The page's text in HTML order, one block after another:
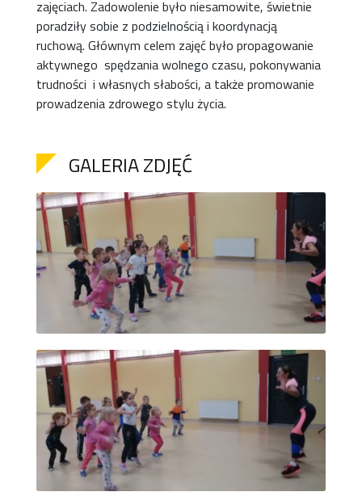
zajęciach. Zadowolenie było niesamowite, świetnie
poradziły sobie z podzielnością i koordynacją
ruchową. Głównym celem zajęć było propagowanie
aktywnego spędzania wolnego czasu, pokonywania
trudności i własnych słabości, a także promowanie
prowadzenia zdrowego stylu życia.
GALERIA ZDJĘĆ